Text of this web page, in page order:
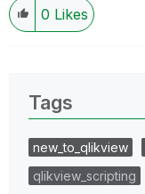
0 Likes
Tags
new_to_qlikview
qlikview_scripting